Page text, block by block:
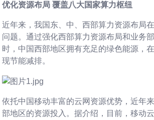
优化资源布局 覆盖八大国家算力枢纽
近年来，我国东、中、西部算力资源布局
问题。通过强化西部算力资源布局和业务
时，中国西部地区拥有充足的绿色能源，
现节能减排。
依托中国移动丰富的云网资源优势，近年
部地区的资源投入。据介绍，目前，移动